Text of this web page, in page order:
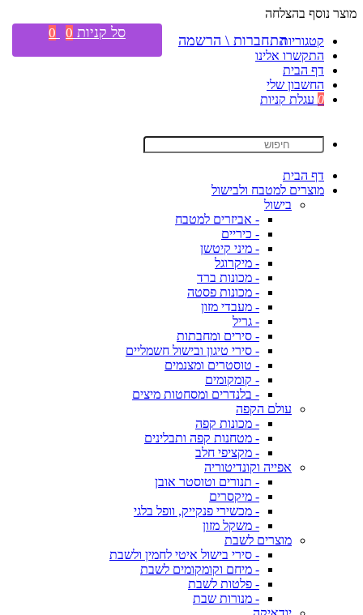
מוצר נוסף בהצלחה
קטגוריות
התקשרו אלינו
דף הבית
החשבון שלי
0 עגלת קניות
דף הבית
מוצרים למטבח ולבישול
בישול
- אביזרים למטבח
- כיריים
- מיני קיטשן
- מיקרוגל
- מכונות ברד
- מכונות פסטה
- מעבדי מזון
- גריל
- סירים ומחבתות
- סירי טיגון ובישול חשמליים
- טוסטרים ומצנמים
- קומקומים
- בלנדרים ומסחטות מיצים
עולם הקפה
- מכונות קפה
- מטחנות קפה ותבלינים
- מקציפי חלב
אפייה וקונדיטוריה
- תנורים וטוסטר אובן
- מיקסרים
- מכשירי פנקייק, וופל בלגי
- משקל מזון
מוצרים לשבת
- סירי בישול איטי לחמין ולשבת
- מיחם וקומקומים לשבת
- פלטות לשבת
- מנורות שבת
התחברות \ הרשמה סל קניות 0
0